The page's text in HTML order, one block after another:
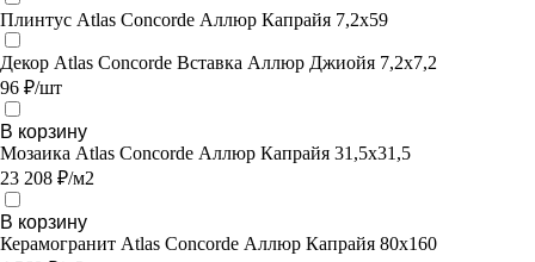
Плинтус Atlas Concorde Аллюр Капрайя 7,2х59
Декор Atlas Concorde Вставка Аллюр Джиойя 7,2х7,2
96 ₽/шт
В корзину
Мозаика Atlas Concorde Аллюр Капрайя 31,5х31,5
23 208 ₽/м2
В корзину
Керамогранит Atlas Concorde Аллюр Капрайя 80x160